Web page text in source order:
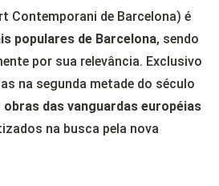
Contemporani de Barcelona) é
populares de Barcelona, sendo
por sua relevância. Exclusivo
na segunda metade do século
obras das vanguardas européias
na busca pela nova